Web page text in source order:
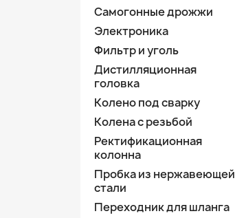
Самогонные дрожжи
Электроника
Фильтр и уголь
Дистилляционная
головка
Колено под сварку
Колена с резьбой
Ректификационная
колонна
Пробка из нержавеющей
стали
Переходник для шланга